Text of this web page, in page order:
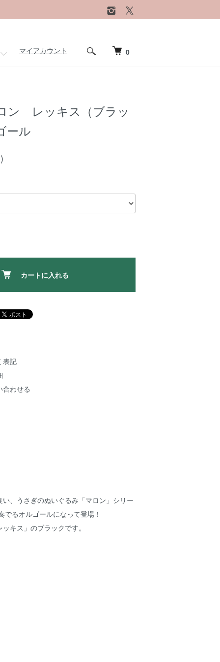
マイアカウント 0
ン レッキス（ブラッ
ール
カートに入れる
表記
合わせる
、うさぎのぬいぐるみ「マロン」シリー
でるオルゴールになって登場！
キス」のブラックです。